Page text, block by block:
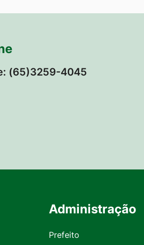
(65)3259-4045
Administração
Prefeito